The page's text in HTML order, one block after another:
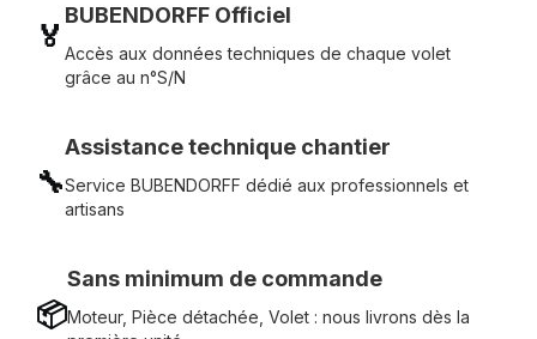
🏅
BUBENDORFF Officiel
Accès aux données techniques de chaque volet
grâce au n°S/N
🔧
Assistance technique chantier
Service BUBENDORFF dédié aux professionnels et
artisans
📦
Sans minimum de commande
Moteur, Pièce détachée, Volet : nous livrons dès la